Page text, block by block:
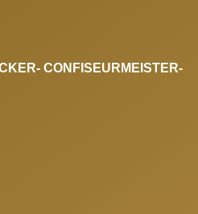
CONFISEURMEISTER-